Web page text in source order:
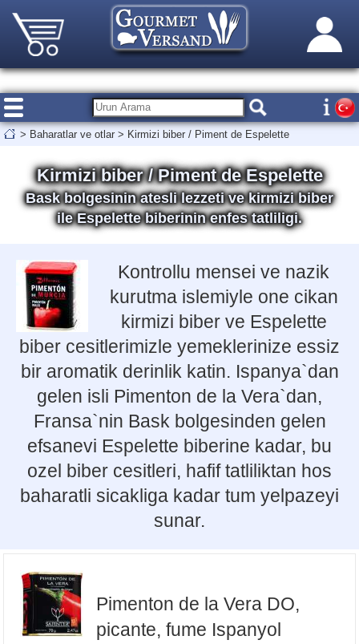
> Baharatlar ve otlar > Kirmizi biber / Piment de Espelette
Kirmizi biber / Piment de Espelette
Bask bolgesinin atesli lezzeti ve kirmizi biber
ile Espelette biberinin enfes tatliligi.
Kontrollu mensei ve nazik
kurutma islemiyle one cikan
kirmizi biber ve Espelette
biber cesitlerimizle yemeklerinize essiz
bir aromatik derinlik katin. Ispanya`dan
gelen isli Pimenton de la Vera`dan,
Fransa`nin Bask bolgesinden gelen
efsanevi Espelette biberine kadar, bu
ozel biber cesitleri, hafif tatliliktan hos
baharatli sicakliga kadar tum yelpazeyi
sunar.
Pimenton de la Vera DO,
picante, fume Ispanyol